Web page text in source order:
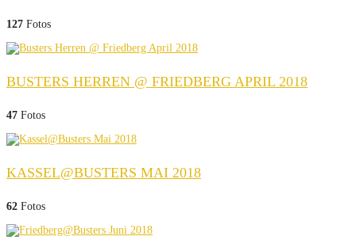
127 Fotos
BUSTERS HERREN @ FRIEDBERG APRIL 2018
47 Fotos
KASSEL@BUSTERS MAI 2018
62 Fotos